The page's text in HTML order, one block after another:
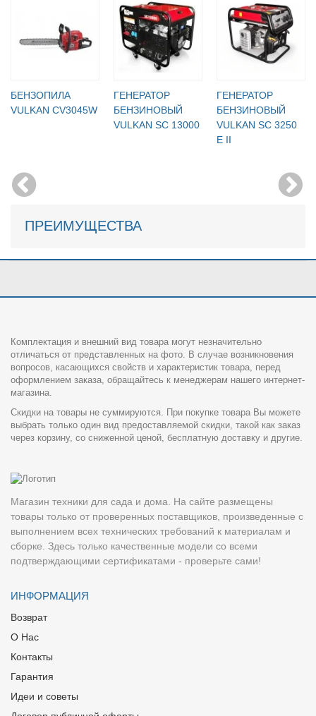
БЕНЗОПИЛА
VULKAN CV3045W
ГЕНЕРАТОР
БЕНЗИНОВЫЙ
VULKAN SC 13000
ГЕНЕРАТОР
БЕНЗИНОВЫЙ
VULKAN SC 3250
E ІІ
ПРЕИМУЩЕСТВА
Комплектация и внешний вид товара могут незначительно
отличаться от представленных на фото. В случае возникновения
вопросов, касающихся свойств и характеристик товара, перед
оформлением заказа, обращайтесь к менеджерам нашего интернет-
магазина.
Скидки на товары не суммируются. При покупке товара Вы можете
выбрать только один вид предоставляемой скидки, такой как заказ
через корзину, со сниженной ценой, бесплатную доставку и другие.
Магазин техники для сада и дома. На сайте размещены
товары только от проверенных поставщиков, произведенные с
выполнением всех технических требований к материалам и
сборке. Здесь только качественные модели со всеми
подтверждающими сертификатами - проверьте сами!
ИНФОРМАЦИЯ
Возврат
О Нас
Контакты
Гарантия
Идеи и советы